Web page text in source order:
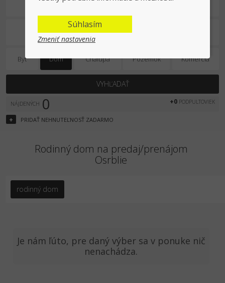
Predaj/prenájom
Byt Dom Chalupa Pozemok Komercia
VYHĽADAŤ
NÁJDENÝCH 0 +0 PODPULTOVIEK
+ PRIDAŤ NEHNUTEĽNOSŤ ZADARMO
Rodinný dom na predaj/prenájom
Osrblie
rodinný dom
Je nám ľúto, pre daný výber sa v ponuke nič
nenachádza.
Súhlasím
Zmeniť nastavenia